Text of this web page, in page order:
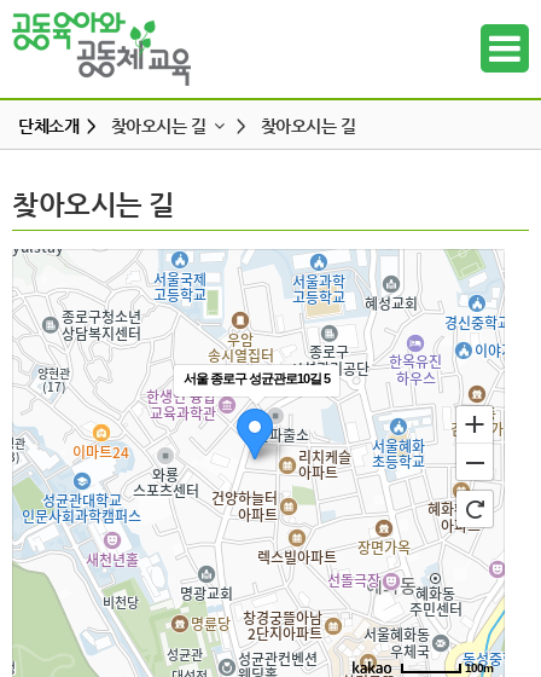
하위메뉴
하위메뉴
하위메뉴
하위메뉴
하위메뉴
단체소개 > 찾아오시는 길 >
미션과 비전
조직
정관 & 재정
각종신청
찾아오시는 길
찾아오시는 길
찾아오시는 길
서울 종로구 성균관로10길 5
100m